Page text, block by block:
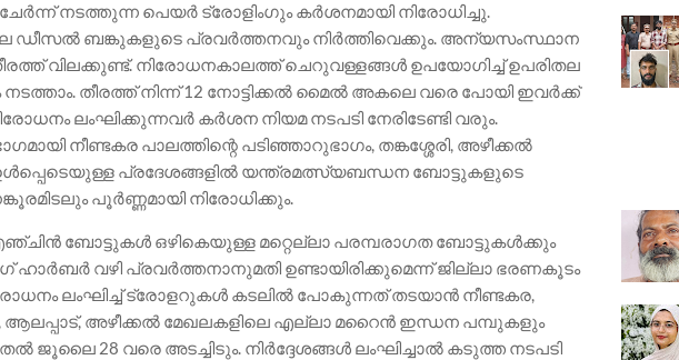
നടത്തുന്ന പെയർ ട്രോളിംഗും കർശനമായി നിരോധിച്ചു.
ഡീസൽ ബങ്കുകളുടെ പ്രവർത്തനവും നിർത്തിവെക്കും. അന്യസംസ്ഥാന
വിലക്കുണ്ട്. നിരോധനകാലത്ത് ചെറുവള്ളങ്ങൾ ഉപയോഗിച്ച് ഉപരിതല
തീരത്ത് നിന്ന് 12 നോട്ടിക്കൽ മൈൽ അകലെ വരെ പോയി ഇവർക്ക്
നിരോധനം ലംഘിക്കുന്നവർ കർശന നിയമ നടപടി നേരിടേണ്ടി വരും.
നീണ്ടകര പാലത്തിന്റെ പടിഞ്ഞാറുഭാഗം, തങ്കശ്ശേരി, അഴീക്കൽ
പ്രദേശങ്ങളിൽ യന്ത്രമത്സ്യബന്ധന ബോട്ടുകളുടെ
പൂർണ്ണമായി നിരോധിക്കും.
ബോട്ടുകൾ ഒഴികെയുള്ള മറ്റെല്ലാ പരമ്പരാഗത ബോട്ടുകൾക്കും
ഹാർബർ വഴി പ്രവർത്തനാനുമതി ഉണ്ടായിരിക്കുമെന്ന് ജില്ലാ ഭരണകൂടം
ലംഘിച്ച് ട്രോളറുകൾ കടലിൽ പോകുന്നത് തടയാൻ നീണ്ടകര,
അഴീക്കൽ മേഖലകളിലെ എല്ലാ മറൈൻ ഇന്ധന പമ്പുകളും
ജൂലൈ 28 വരെ അടച്ചിടും. നിർദ്ദേശങ്ങൾ ലംഘിച്ചാൽ കടുത്ത നടപടി